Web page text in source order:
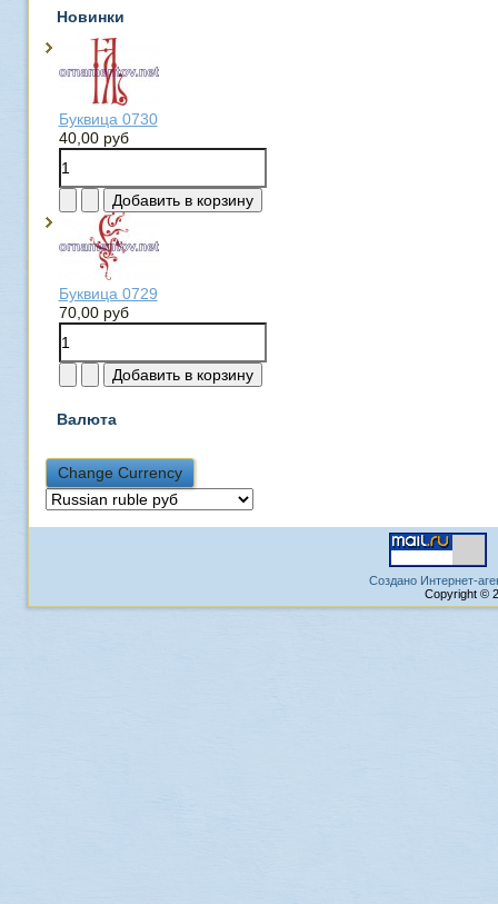
Новинки
Буквица 0730
40,00 руб
Буквица 0729
70,00 руб
Валюта
Создано Интернет-
Copyright ©